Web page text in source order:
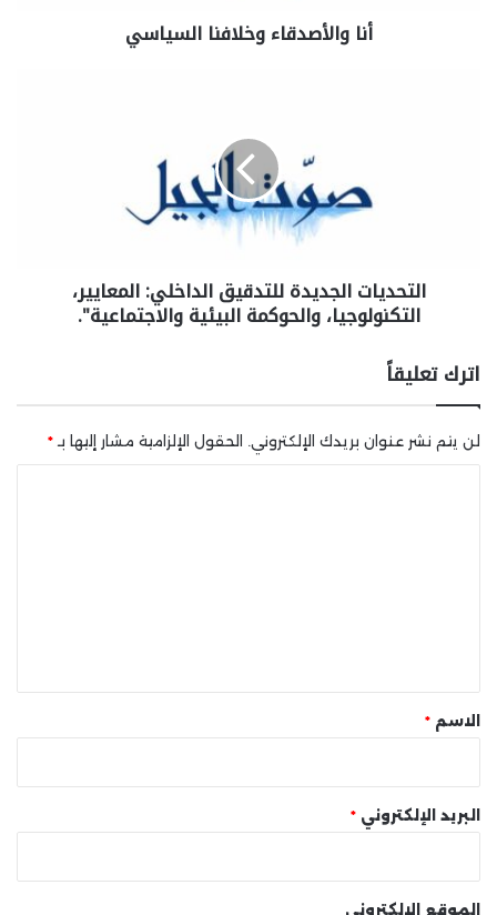
أنا والأصدقاء وخلافنا السياسي
التحديات الجديدة للتدقيق الداخلي: المعايير،
التكنولوجيا، والحوكمة البيئية والاجتماعية".
اترك تعليقاً
لن يتم نشر عنوان بريدك الإلكتروني. الحقول الإلزامية مشار إليها بـ *
* الاسم *
البريد الإلكتروني *
الموقع الإلكتروني